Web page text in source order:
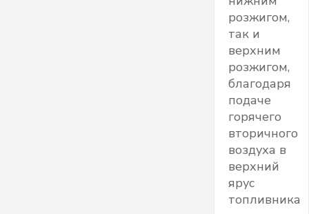
розжигом,
так и
верхним
розжигом,
благодаря
подаче
горячего
вторичного
воздуха в
верхний
ярус
топливника